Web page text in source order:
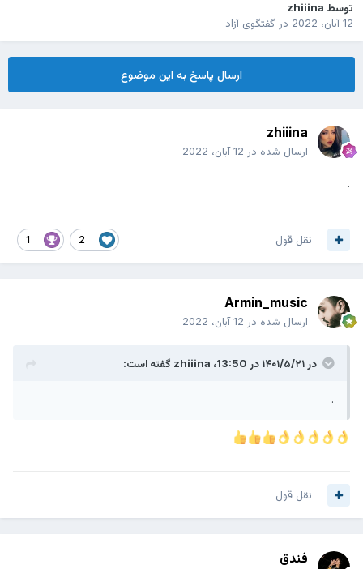
توسط zhiiina
12 آبان، 2022
در گفتگوی آزاد
ارسال پاسخ به این موضوع
zhiiina
ارسال شده در 12 آبان، 2022
2 نقل قول
Armin_music
ارسال شده در 12 آبان، 2022
در ۱۴۰۱/۵/۲۱ در 13:50، zhiiinaگفته است:
نقل قول
فندق